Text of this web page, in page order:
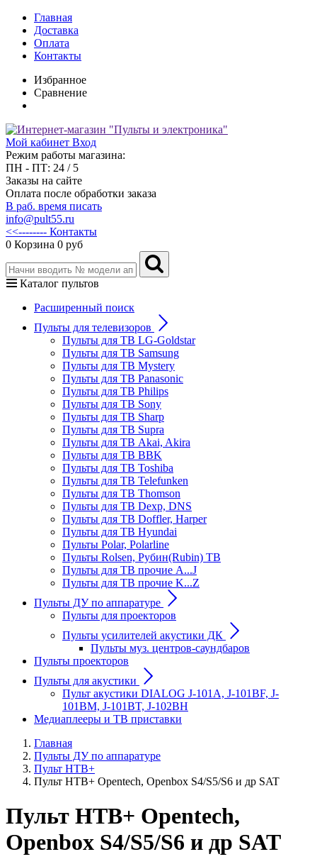
Главная
Доставка
Оплата
Контакты
Избранное
Сравнение
Мой кабинет Вход
Режим работы магазина:
ПН - ПТ: 24 / 5
Заказы на сайте
Оплата после обработки заказа
В раб. время писать
info@pult55.ru
<<-------- Контакты
0 Корзина 0 руб
Каталог пультов
Расширенный поиск
Пульты для телевизоров
Пульты для ТВ LG-Goldstar
Пульты для ТВ Samsung
Пульты для ТВ Mystery
Пульты для ТВ Panasonic
Пульты для ТВ Philips
Пульты для ТВ Sony
Пульты для ТВ Sharp
Пульты для ТВ Supra
Пульты для ТВ Akai, Akira
Пульты для ТВ BBK
Пульты для ТВ Toshiba
Пульты для ТВ Telefunken
Пульты для ТВ Thomson
Пульты для ТВ Dexp, DNS
Пульты для ТВ Doffler, Harper
Пульты для ТВ Hyundai
Пульты Polar, Polarline
Пульты Rolsen, Рубин(Rubin) ТВ
Пульты для ТВ прочие A...J
Пульты для ТВ прочие K...Z
Пульты ДУ по аппаратуре
Пульты для проекторов
Пульты усилителей акустики ДК
Пульты муз. центров-саундбаров
Пульты проекторов
Пульты для акустики
Пульт акустики DIALOG J-101A, J-101BF, J-
101BM, J-101BT, J-102BH
Медиаплееры и ТВ приставки
Главная
Пульты ДУ по аппаратуре
Пульт НТВ+
Пульт НТВ+ Opentech, Openbox S4/S5/S6 и др SAT
Пульт НТВ+ Opentech,
Openbox S4/S5/S6 и др SAT